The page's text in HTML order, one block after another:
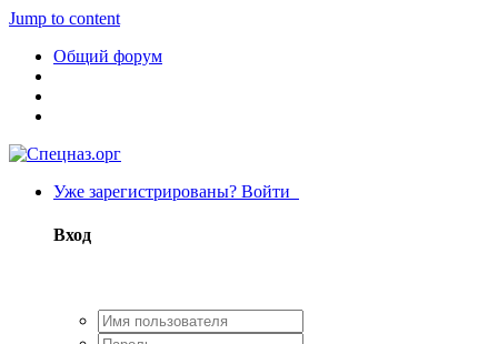
Jump to content
Общий форум
Уже зарегистрированы? Войти
Вход